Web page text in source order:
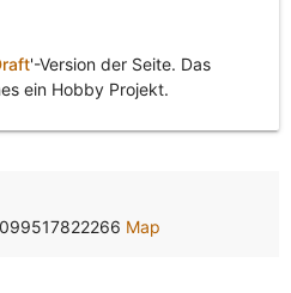
'-Version der Seite. Das
ein Hobby Projekt.
Map